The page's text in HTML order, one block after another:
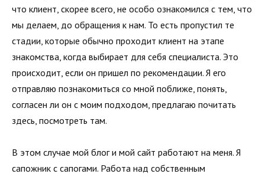
что клиент, скорее всего, не особо ознакомился с тем, что
мы делаем, до обращения к нам. То есть пропустил те
стадии, которые обычно проходит клиент на этапе
знакомства, когда выбирает для себя специалиста. Это
происходит, если он пришел по рекомендации. Я его
отправляю познакомиться со мной поближе, понять,
согласен ли он с моим подходом, предлагаю почитать
здесь, посмотреть там.
В этом случае мой блог и мой сайт работают на меня. Я
сапожник с сапогами. Работа над собственным